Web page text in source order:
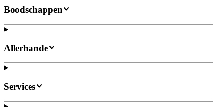
Boodschappen
Allerhande
Services